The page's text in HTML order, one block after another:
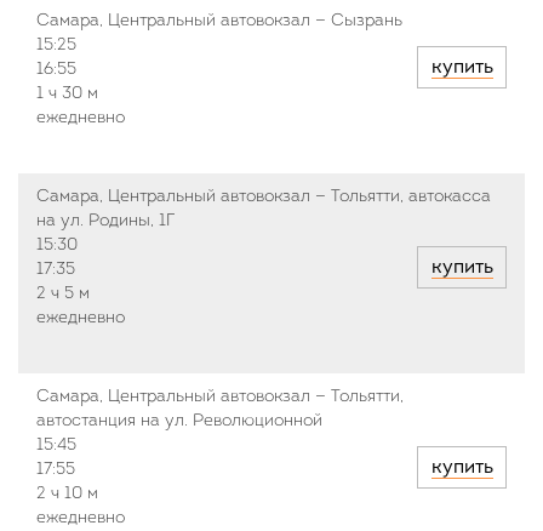
Самара, Центральный автовокзал — Сызрань
15:25
16:55
1 ч 30 м
ежедневно
купить
Самара, Центральный автовокзал — Тольятти, автокасса
на ул. Родины, 1Г
15:30
17:35
2 ч 5 м
ежедневно
купить
Самара, Центральный автовокзал — Тольятти,
автостанция на ул. Революционной
15:45
17:55
2 ч 10 м
ежедневно
купить